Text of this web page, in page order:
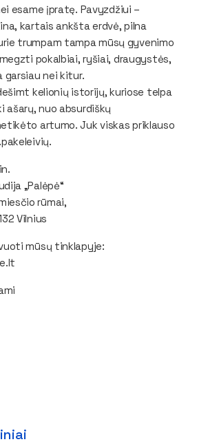
esame įpratę. Pavyzdžiui –
kartais ankšta erdvė, pilna
trumpam tampa mūsų gyvenimo
pokalbiai, ryšiai, draugystės,
nei kitur.
kelionių istorijų, kuriose telpa
ašarų, nuo absurdiškų
artumo. Juk viskas priklauso
„Palėpė“
rūmai,
Vilnius
mūsų tinklapyje: